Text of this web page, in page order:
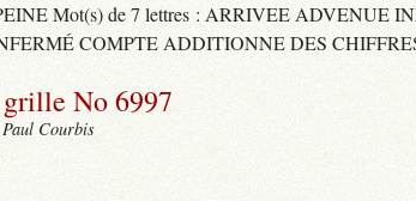
Mot(s) de 7 lettres : ARRIVEE ADVENUE
COMPTE ADDITIONNE DES
No 6997
Courbis